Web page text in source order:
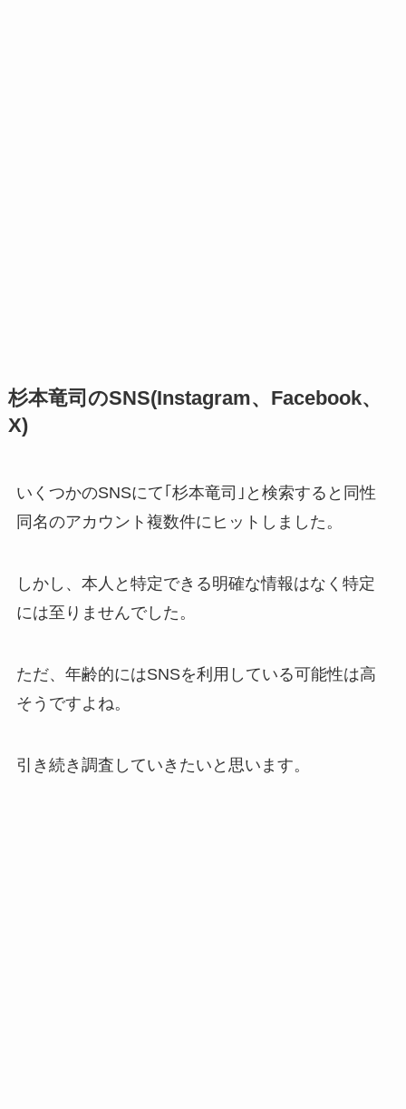
杉本竜司のSNS(Instagram、Facebook、
X)
いくつかのSNSにて｢杉本竜司｣と検索すると同性
同名のアカウント複数件にヒットしました。
しかし、本人と特定できる明確な情報はなく特定
には至りませんでした。
ただ、年齢的にはSNSを利用している可能性は高
そうですよね。
引き続き調査していきたいと思います。